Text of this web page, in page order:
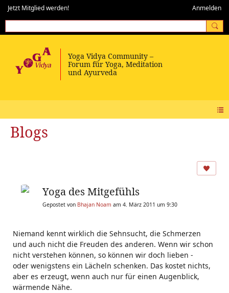
Jetzt Mitglied werden! Anmelden
Blogs
Yoga des Mitgefühls
Gepostet von Bhajan Noam am 4. März 2011 um 9:30
Niemand kennt wirklich die Sehnsucht, die Schmerzen
und auch nicht die Freuden des anderen. Wenn wir schon
nicht verstehen können, so können wir doch lieben -
oder wenigstens ein Lächeln schenken. Das kostet nichts,
aber es erzeugt, wenn auch nur für einen Augenblick,
wärmende Nähe.